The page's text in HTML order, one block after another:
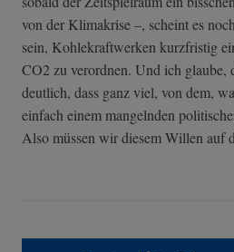
von der Klimakrise –, scheint es
sein, Kohlekraftwerken kurzfristig
CO2 zu verordnen. Und ich glaube,
deutlich, dass ganz viel, von dem,
einfach einem mangelnden
Also müssen wir diesem Willen auf